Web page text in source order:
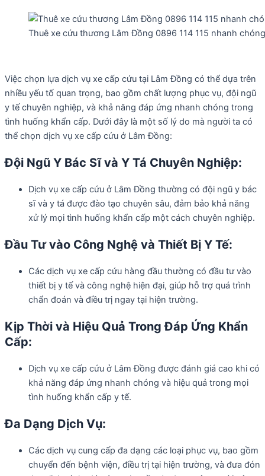
Thuê xe cứu thương Lâm Đồng 0896 114 115 nhanh
Việc chọn lựa dịch vụ xe cấp cứu tại Lâm Đồng có thể dựa trên
nhiều yếu tố quan trọng, bao gồm chất lượng phục vụ, đội ngũ
y tế chuyên nghiệp, và khả năng đáp ứng nhanh chóng trong
tình huống khẩn cấp. Dưới đây là một số lý do mà người ta có
thể chọn dịch vụ xe cấp cứu ở Lâm Đồng:
Đội Ngũ Y Bác Sĩ và Y Tá Chuyên Nghiệp:
Dịch vụ xe cấp cứu ở Lâm Đồng thường có đội ngũ y bác
sĩ và y tá được đào tạo chuyên sâu, đảm bảo khả năng
xử lý mọi tình huống khẩn cấp một cách chuyên nghiệp.
Đầu Tư vào Công Nghệ và Thiết Bị Y Tế:
Các dịch vụ xe cấp cứu hàng đầu thường có đầu tư vào
thiết bị y tế và công nghệ hiện đại, giúp hỗ trợ quá trình
chẩn đoán và điều trị ngay tại hiện trường.
Kịp Thời và Hiệu Quả Trong Đáp Ứng Khẩn
Cấp:
Dịch vụ xe cấp cứu ở Lâm Đồng được đánh giá cao khi có
khả năng đáp ứng nhanh chóng và hiệu quả trong mọi
tình huống khẩn cấp y tế.
Đa Dạng Dịch Vụ:
Các dịch vụ cung cấp đa dạng các loại phục vụ, bao gồm
chuyển đến bệnh viện, điều trị tại hiện trường, và đưa đón